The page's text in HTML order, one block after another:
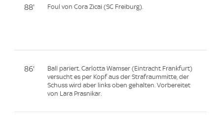
88' Foul von Cora Zicai (SC Freiburg).
86'
Ball pariert. Carlotta Wamser (Eintracht Frankfurt)
versucht es per Kopf aus der Strafraummitte, der
Schuss wird aber links oben gehalten. Vorbereitet
von Lara Prasnikar.